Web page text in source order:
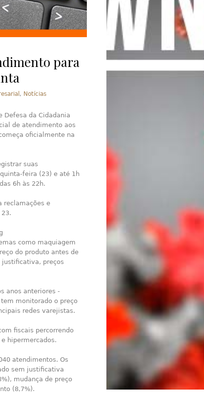
para
, Notícias
Defesa da Cidadania
de atendimento aos
oficialmente na
suas
feira (23) e até 1h
6h às 22h.
reclamações e
como maquiagem
do produto antes de
justificativa, preços
anos anteriores -
monitorado o preço
redes varejistas.
fiscais percorrendo
hipermercados.
atendimentos. Os
sem justificativa
mudança de preço
(8,7%).